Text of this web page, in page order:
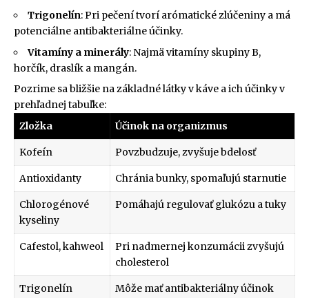
Trigonelín: Pri pečení tvorí arómatické zlúčeniny a má
potenciálne antibakteriálne účinky.
Vitamíny a minerály: Najmä vitamíny skupiny B,
horčík, draslík a mangán.
Pozrime sa bližšie na základné látky v káve a ich účinky v
prehľadnej tabuľke:
Zložka
Účinok na organizmus
Kofeín Povzbudzuje, zvyšuje bdelosť
Antioxidanty Chránia bunky, spomaľujú starnutie
Chlorogénové
kyseliny
Pomáhajú regulovať glukózu a tuky
Cafestol, kahweol
Pri nadmernej konzumácii zvyšujú
cholesterol
Trigonelín Môže mať antibakteriálny účinok